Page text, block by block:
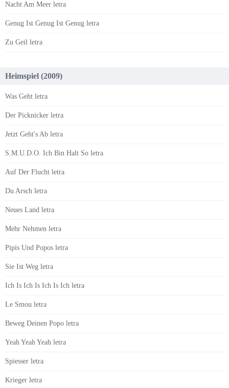
Nacht Am Meer letra
Genug Ist Genug Ist Genug letra
Zu Geil letra
Heimspiel (2009)
Was Geht letra
Der Picknicker letra
Jetzt Geht's Ab letra
S.M.U.D.O. Ich Bin Halt So letra
Auf Der Flucht letra
Du Arsch letra
Neues Land letra
Mehr Nehmen letra
Pipis Und Popos letra
Sie Ist Weg letra
Ich Is Ich Is Ich Is Ich letra
Le Smou letra
Beweg Deinen Popo letra
Yeah Yeah Yeah letra
Spiesser letra
Krieger letra